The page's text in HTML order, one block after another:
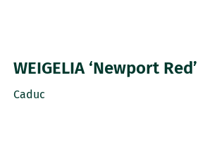
WEIGELIA ‘Newport Red’
Caduc